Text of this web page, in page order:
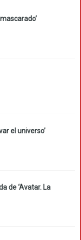
el universo’
de ‘Avatar. La